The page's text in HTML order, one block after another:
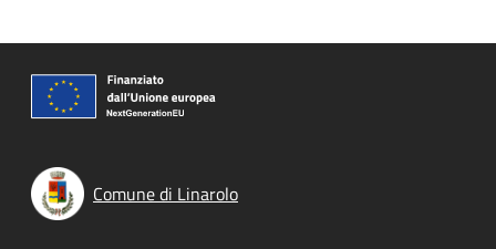
Comune di Linarolo